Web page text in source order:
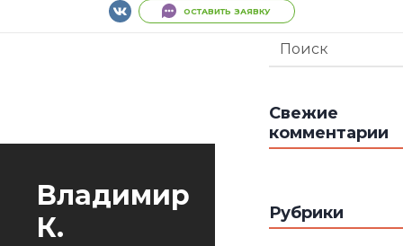
ОСТАВИТЬ ЗАЯВКУ
Владимир
К.
Свежие
комментарии
Рубрики